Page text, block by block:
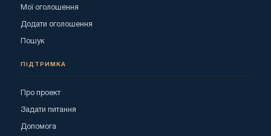
Мої оголошення
Додати оголошення
Пошук
ПІДТРИМКА
Про проект
Задати питання
Допомога